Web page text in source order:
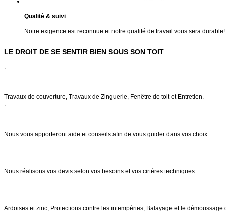
Qualité & suivi
Notre exigence est reconnue et notre qualité de travail vous sera durable!
LE DROIT DE SE SENTIR BIEN SOUS SON TOIT
Travaux de couverture, Travaux de Zinguerie, Fenêtre de toit et Entretien.
Nous vous apporteront aide et conseils afin de vous guider dans vos choix.
Nous réalisons vos devis selon vos besoins et vos cirtéres techniques
.
Ardoises et zinc, Protections contre les intempéries, Balayage et le
.